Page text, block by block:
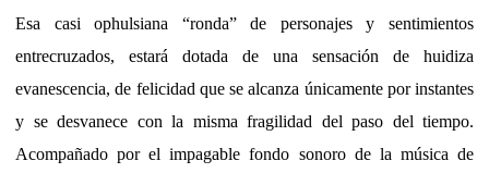
Esa casi ophulsiana “ronda” de personajes y sentimientos
entrecruzados, estará dotada de una sensación de huidiza
evanescencia, de felicidad que se alcanza únicamente por instantes
y se desvanece con la misma fragilidad del paso del tiempo.
Acompañado por el impagable fondo sonoro de la música de